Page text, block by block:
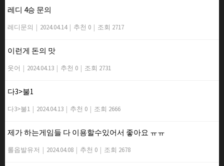
레디 4승 문의
레디문의 | 2024.04.14 | 추천 0 | 조회 2717
이런게 돈의 맛
웃어 | 2024.04.13 | 추천 0 | 조회 2731
다3>불1
다3>불1 | 2024.04.13 | 추천 0 | 조회 2666
제가 하는게임들 다 이용할수있어서 좋아요 ㅠㅠ
롤옵발유저 | 2024.04.08 | 추천 0 | 조회 2678